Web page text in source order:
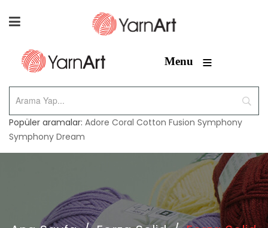
Menu ≡
Popüler aramalar: Adore Coral Cotton Fusion Symphony
Symphony Dream